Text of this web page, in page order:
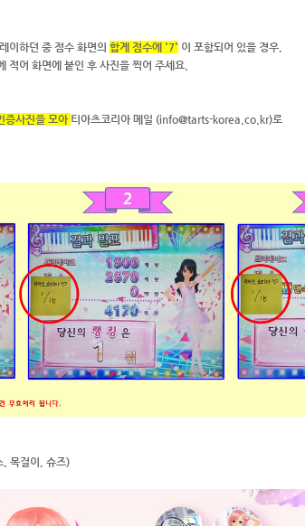
이하던 중 점수 화면의 합계 점수에 '7' 이 포함되어 있을 경우,
적어 화면에 붙인 후 사진을 찍어 주세요.
증사진을 모아 티아츠코리아 메일 (info@tarts-korea.co.kr)로
, 목걸이, 슈즈)